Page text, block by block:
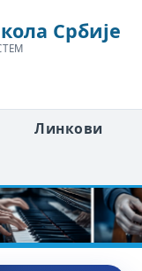
Србије
Линкови